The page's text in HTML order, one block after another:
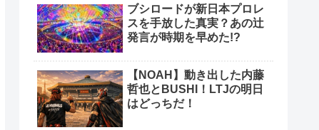
ブシロードが新日本プロレ
スを手放した真実？あの辻
発言が時期を早めた!?
【NOAH】動き出した内藤
哲也とBUSHI！LTJの明日
はどっちだ！